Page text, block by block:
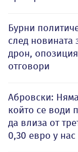
Бурни
след новината
дрон,
отговори
Абровски:
който се води
да влиза от
0,30 евро у нас